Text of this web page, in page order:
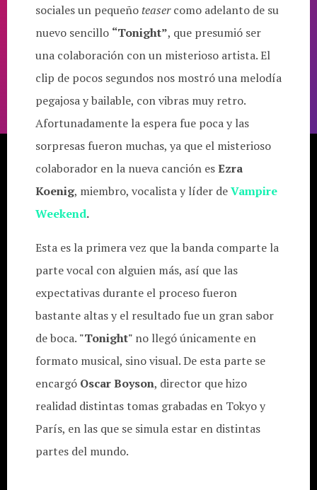
sociales un pequeño teasercomo adelanto de su
nuevo sencillo “Tonight”, que presumió ser
una colaboración con un misterioso artista. El
clip de pocos segundos nos mostró una melodía
pegajosa y bailable, con vibras muy retro.
Afortunadamente la espera fue poca y las
sorpresas fueron muchas, ya que el misterioso
colaborador en la nueva canción esEzra
Koenig, miembro, vocalista y líder deVampire
Weekend.
Esta es la primera vez que la banda comparte la
parte vocal con alguien más, así que las
expectativas durante el proceso fueron
bastante altas y el resultado fue un gran sabor
de boca. "Tonight" no llegó únicamente en
formato musical, sino visual. De esta parte se
encargó Oscar Boyson, director que hizo
realidad distintas tomas grabadas en Tokyo y
París, en las que se simula estar en distintas
partes del mundo.